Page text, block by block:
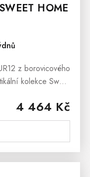
HOME
4 464 Kč
z borovicového
kolekce Sweet